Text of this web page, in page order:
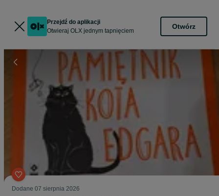
Przejdź do aplikacji
Otwieraj OLX jednym tapnięciem
Otwórz
Dodane 07 sierpnia 2026